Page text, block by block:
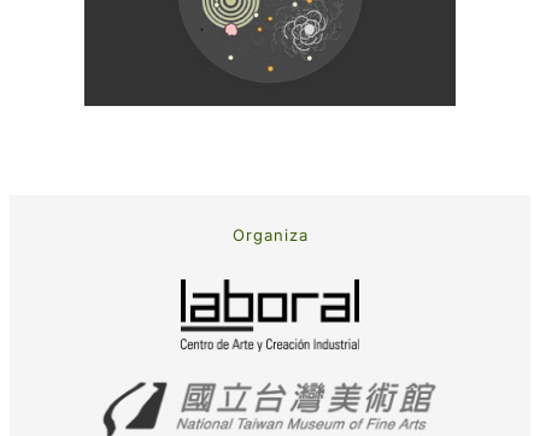
Organiza